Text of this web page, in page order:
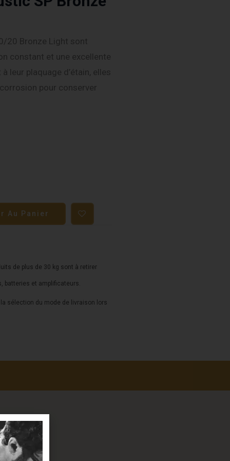
20 Bronze Light sont
constant et une excellente
leur plaquage d’étain, elles
pour conserver
Au Panier
de plus de 30 kg sont à retirer
batteries et amplificateurs.
sélection du mode de livraison lors